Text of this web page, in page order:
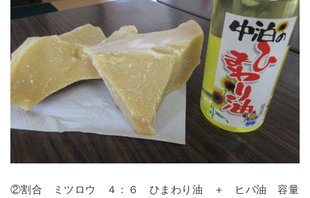
②割合 ミツロウ ４：６ ひまわり油 ＋ ヒバ油 容量